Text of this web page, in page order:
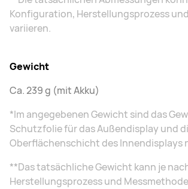
Konfiguration, Herstellungsprozess
variieren.
Gewicht
Ca. 239 g (mit Akku)
*Im angegebenen Gewicht sind das
Schutzfolie für das Außendisplay und
Oberflächenschicht des Innendisplays
**Das tatsächliche Gewicht kann je
Herstellungsprozess und